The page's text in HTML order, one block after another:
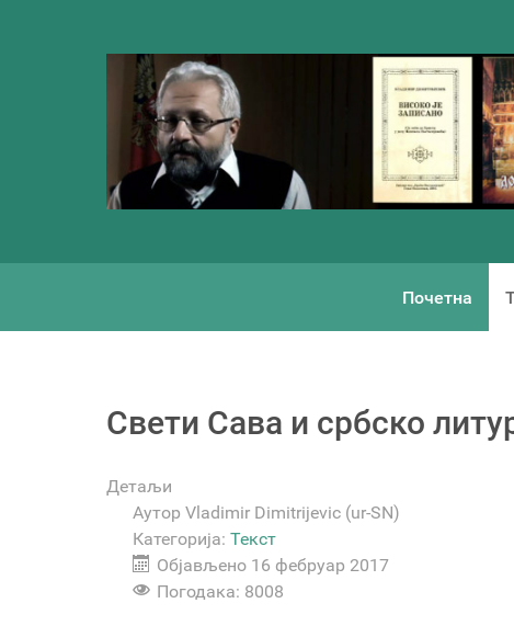
Почетна
Свети Сава и србско
Детаљи
Аутор Vladimir Dimitrijevic (ur-SN)
Категорија: Текст
Објављено 16 фебруар 2017
Погодака: 8008